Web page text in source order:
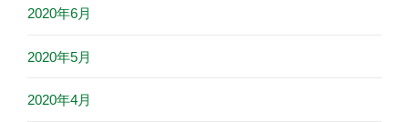
2020年6月
2020年5月
2020年4月